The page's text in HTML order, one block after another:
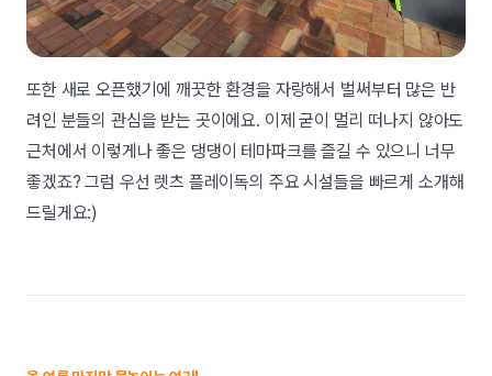
또한 새로 오픈했기에 깨끗한 환경을 자랑해서 벌써부터 많은 반
려인 분들의 관심을 받는 곳이에요. 이제 굳이 멀리 떠나지 않아도
근처에서 이렇게나 좋은 댕댕이 테마파크를 즐길 수 있으니 너무
좋겠죠? 그럼 우선 렛츠 플레이독의 주요 시설들을 빠르게 소개해
드릴게요:)